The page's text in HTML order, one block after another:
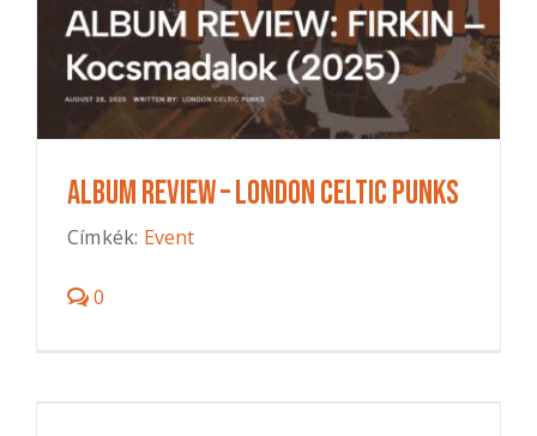
Album Review – London Celtic Punks
Címkék: Event
0